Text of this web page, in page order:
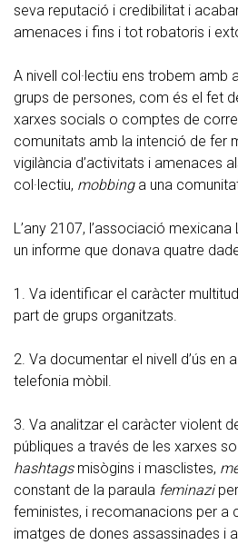
seva reputació i credibilitat i
amenaces i fins i tot robatoris i
A nivell col·lectiu ens trobem amb
grups de persones, com és el fet
xarxes socials o comptes de
comunitats amb la intenció de fer
vigilància d’activitats i amenaces
col·lectiu, mobbinga una
L’any 2107, l’associació
un informe que donava quatre
1. Va identificar el caràcter
part de grups organitzats.
2. Va documentar el nivell d’ús en
telefonia mòbil.
3. Va analitzar el caràcter violent
públiques a través de les xarxes
hashtagsmisògins i masclistes,
constant de la paraula feminazi
feministes, i recomanacions per a
imatges de dones assassinades i